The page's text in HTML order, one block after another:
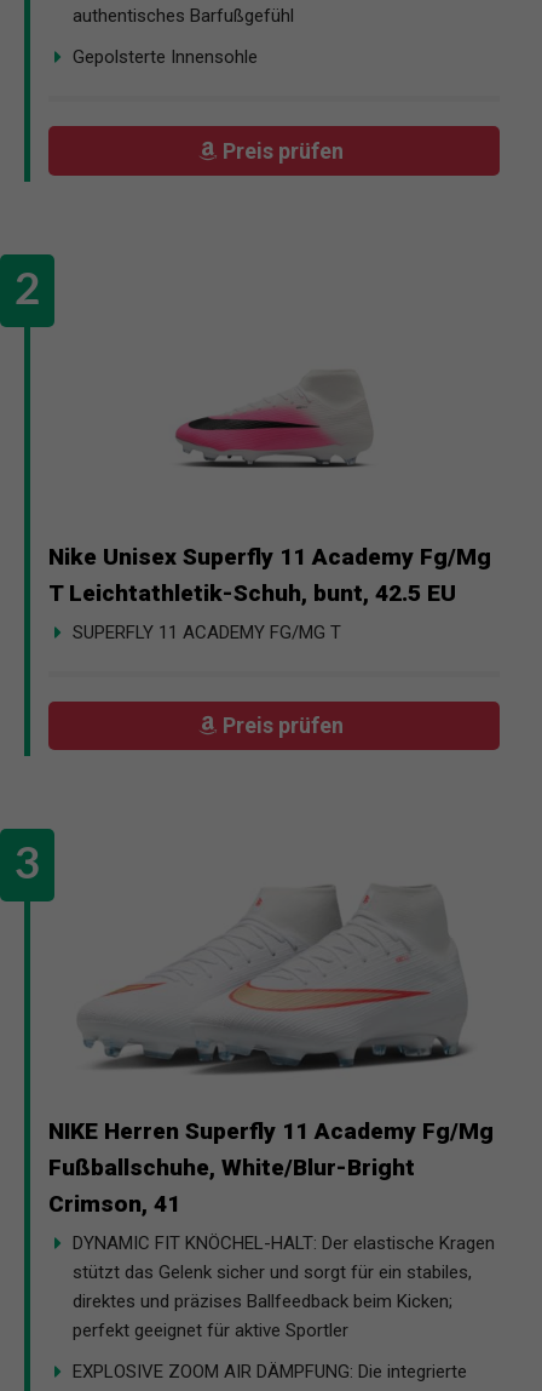
authentisches Barfußgefühl
Gepolsterte Innensohle
Preis prüfen
Nike Unisex Superfly 11 Academy Fg/Mg
T Leichtathletik-Schuh, bunt, 42.5 EU
SUPERFLY 11 ACADEMY FG/MG T
Preis prüfen
NIKE Herren Superfly 11 Academy Fg/Mg
Fußballschuhe, White/Blur-Bright
Crimson, 41
DYNAMIC FIT KNÖCHEL-HALT: Der elastische Kragen
stützt das Gelenk sicher und sorgt für ein stabiles,
direktes und präzises Ballfeedback beim Kicken;
perfekt geeignet für aktive Sportler
EXPLOSIVE ZOOM AIR DÄMPFUNG: Die integrierte